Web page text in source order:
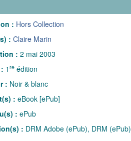
: Hors Collection
: Claire Marin
: 2 mai 2003
1 re édition
: Noir & blanc
: eBook [ePub]
: ePub
: DRM Adobe (ePub), DRM (ePub)